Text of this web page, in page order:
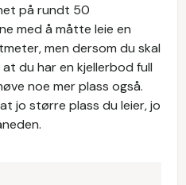
på rundt 50
med å måtte leie en
men dersom du skal
du har en kjellerbod full
noe mer plass også.
jo større plass du leier, jo